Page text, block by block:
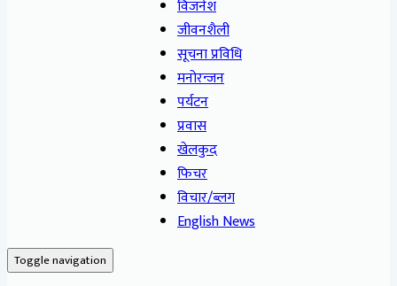
विजनेश
जीवनशैली
सूचना प्रविधि
मनोरन्जन
पर्यटन
प्रवास
खेलकुद
फिचर
विचार/ब्लग
English News
Toggle navigation